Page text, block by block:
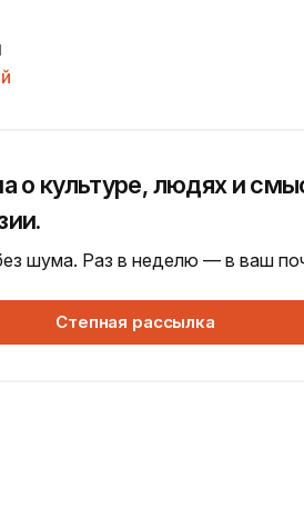
о культуре, людях и
шума. Раз в неделю — в ваш
Степная рассылка